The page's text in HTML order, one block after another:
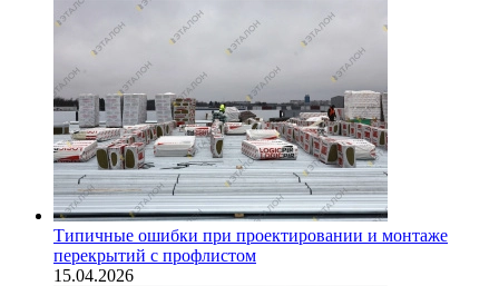
Типичные ошибки при проектировании и монтаже
перекрытий с профлистом
15.04.2026